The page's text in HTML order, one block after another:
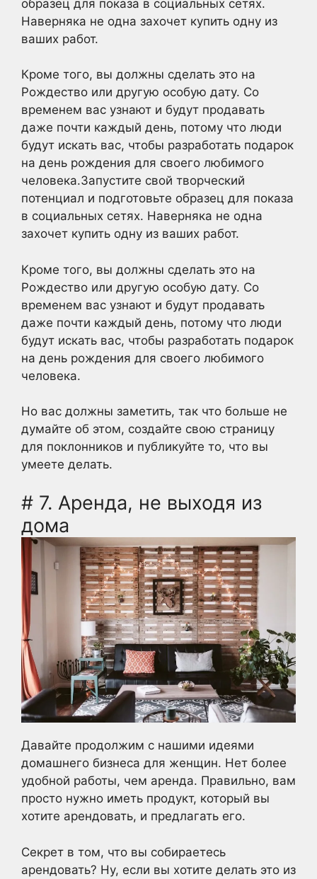
образец для показа в социальных сетях.
Наверняка не одна захочет купить одну из
ваших работ.
Кроме того, вы должны сделать это на
Рождество или другую особую дату. Со
временем вас узнают и будут продавать
даже почти каждый день, потому что люди
будут искать вас, чтобы разработать подарок
на день рождения для своего любимого
человека.Запустите свой творческий
потенциал и подготовьте образец для показа
в социальных сетях. Наверняка не одна
захочет купить одну из ваших работ.
Кроме того, вы должны сделать это на
Рождество или другую особую дату. Со
временем вас узнают и будут продавать
даже почти каждый день, потому что люди
будут искать вас, чтобы разработать подарок
на день рождения для своего любимого
человека.
Но вас должны заметить, так что больше не
думайте об этом, создайте свою страницу
для поклонников и публикуйте то, что вы
умеете делать.
# 7. Аренда, не выходя из
дома
Давайте продолжим с нашими идеями
домашнего бизнеса для женщин. Нет более
удобной работы, чем аренда. Правильно, вам
просто нужно иметь продукт, который вы
хотите арендовать, и предлагать его.
Секрет в том, что вы собираетесь
арендовать? Ну, если вы хотите делать это из